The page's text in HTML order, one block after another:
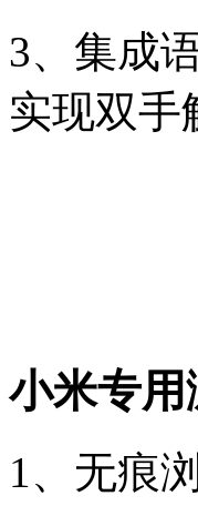
3、集成
实现双手
小米专
1、无痕